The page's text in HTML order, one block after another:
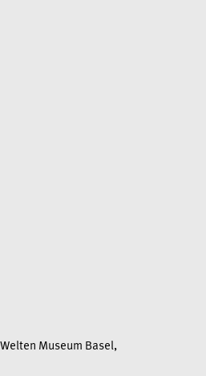
Museum Basel,